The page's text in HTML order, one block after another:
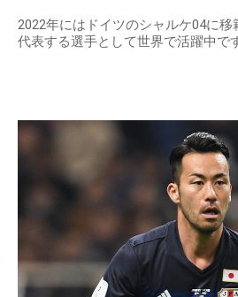
2022年にはドイツのシャルケ04に
代表する選手として世界で活躍中で